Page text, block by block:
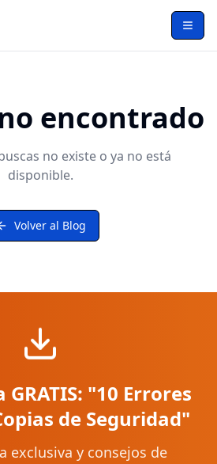
Abrir
encontrado
no existe o ya no está
disponible.
Volver al Blog
"10 Errores
de Seguridad"
exclusiva y consejos de